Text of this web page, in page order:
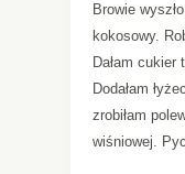
Browie
kokosowy.
Dałam
Dodałam
zrobiłam
wiśniowej.